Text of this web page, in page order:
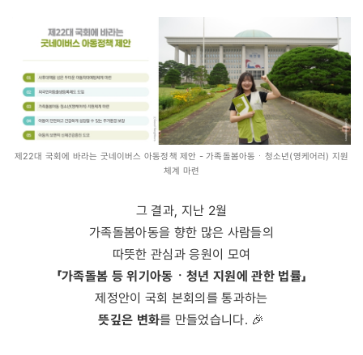
제22대 국회에 바라는 굿네이버스 아동정책 제안 - 가족돌봄아동ㆍ청소년(영케어러) 지원
체계 마련
그 결과, 지난 2월
가족돌봄아동을 향한 많은 사람들의
따뜻한 관심과 응원이 모여
「가족돌봄 등 위기아동ㆍ청년 지원에 관한 법률」
제정안이 국회 본회의를 통과하는
뜻깊은 변화를 만들었습니다. 🎉